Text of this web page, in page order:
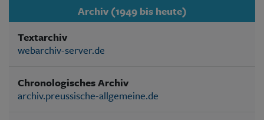
Archiv (1949 bis heute)
Textarchiv
webarchiv-server.de
Chronologisches Archiv
archiv.preussische-allgemeine.de